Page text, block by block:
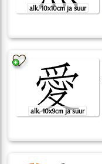
alk. 10x10cm ja suur
alk. 10x9cm ja suur